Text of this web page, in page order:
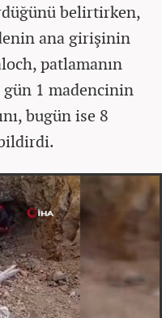
belirtirken,
ana girişinin
patlamanın
gün 1 madencinin
bugün ise 8
bildirdi.